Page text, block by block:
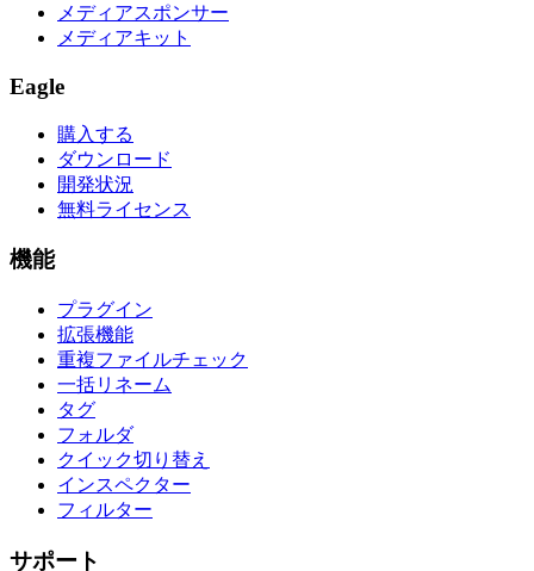
メディアスポンサー
メディアキット
Eagle
購入する
ダウンロード
開発状況
無料ライセンス
機能
プラグイン
拡張機能
重複ファイルチェック
一括リネーム
タグ
フォルダ
クイック切り替え
インスペクター
フィルター
サポート